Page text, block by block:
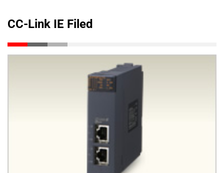
CC-Link IE Filed